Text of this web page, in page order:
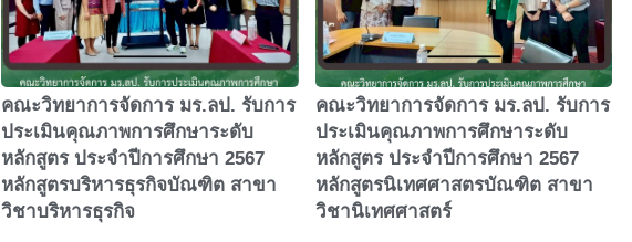
คณะวิทยาการจัดการ มร.ลป. รับการ
ประเมินคุณภาพการศึกษาระดับ
หลักสูตร ประจำปีการศึกษา 2567
หลักสูตรบริหารธุรกิจบัณฑิต สาขา
วิชาบริหารธุรกิจ
คณะวิทยาการจัดการ มร.ลป. รับการ
ประเมินคุณภาพการศึกษาระดับ
หลักสูตร ประจำปีการศึกษา 2567
หลักสูตรนิเทศศาสตรบัณฑิต สาขา
วิชานิเทศศาสตร์